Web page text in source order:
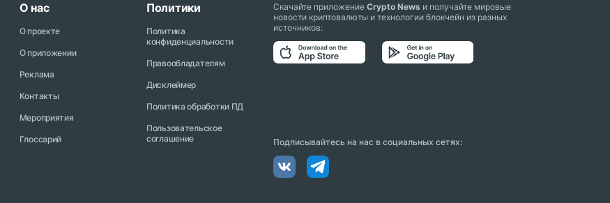
О нас
О проекте
О приложении
Реклама
Контакты
Мероприятия
Глоссарий
Политики
Политика
конфиденциальности
Правообладателям
Дисклеймер
Политика обработки ПД
Пользовательское
соглашение
Скачайте приложениеCrypto News и получайте мировые
новости криптовалюты и технологии блокчейн из разных
источников:
Подписывайтесь на нас в социальных сетях: